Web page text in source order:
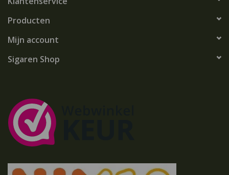
Producten
Mijn account
Sigaren Shop